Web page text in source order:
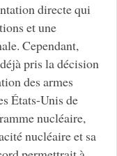
directe qui
et une
Cependant,
pris la décision
des armes
États-Unis de
nucléaire,
nucléaire et sa